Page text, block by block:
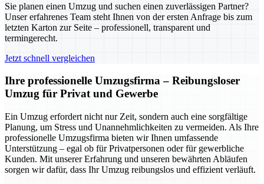
Sie planen einen Umzug und suchen einen zuverlässigen Partner?
Unser erfahrenes Team steht Ihnen von der ersten Anfrage bis zum
letzten Karton zur Seite – professionell, transparent und
termingerecht.
Jetzt schnell vergleichen
Ihre professionelle Umzugsfirma – Reibungsloser
Umzug für Privat und Gewerbe
Ein Umzug erfordert nicht nur Zeit, sondern auch eine sorgfältige
Planung, um Stress und Unannehmlichkeiten zu vermeiden. Als Ihre
professionelle Umzugsfirma bieten wir Ihnen umfassende
Unterstützung – egal ob für Privatpersonen oder für gewerbliche
Kunden. Mit unserer Erfahrung und unseren bewährten Abläufen
sorgen wir dafür, dass Ihr Umzug reibungslos und effizient verläuft.